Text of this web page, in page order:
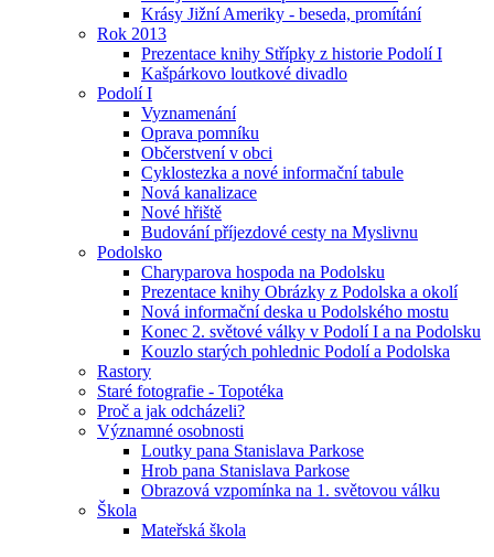
Krásy Jižní Ameriky - beseda, promítání
Rok 2013
Prezentace knihy Střípky z historie Podolí I
Kašpárkovo loutkové divadlo
Podolí I
Vyznamenání
Oprava pomníku
Občerstvení v obci
Cyklostezka a nové informační tabule
Nová kanalizace
Nové hřiště
Budování příjezdové cesty na Myslivnu
Podolsko
Charyparova hospoda na Podolsku
Prezentace knihy Obrázky z Podolska a okolí
Nová informační deska u Podolského mostu
Konec 2. světové války v Podolí I a na Podolsku
Kouzlo starých pohlednic Podolí a Podolska
Rastory
Staré fotografie - Topotéka
Proč a jak odcházeli?
Významné osobnosti
Loutky pana Stanislava Parkose
Hrob pana Stanislava Parkose
Obrazová vzpomínka na 1. světovou válku
Škola
Mateřská škola